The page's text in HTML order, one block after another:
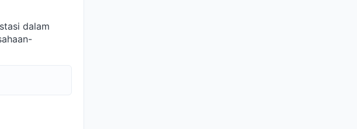
dalam